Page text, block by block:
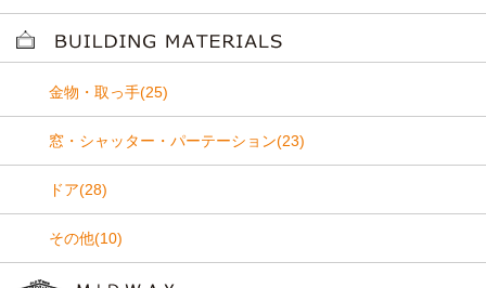
金物・取っ手(25)
窓・シャッター・パーテーション(23)
ドア(28)
その他(10)